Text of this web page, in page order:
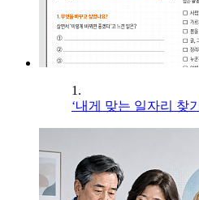
1.
‘내게 맞는 일자리 찾